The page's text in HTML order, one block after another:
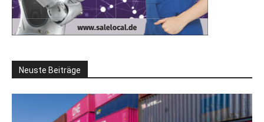
Neuste Beiträge